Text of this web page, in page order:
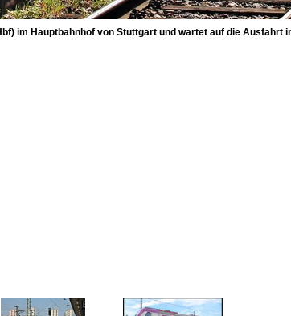
im Hauptbahnhof von Stuttgart und wartet auf die Ausfahrt